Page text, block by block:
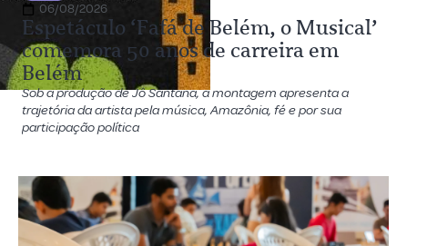
06/08/2026
Espetáculo ‘Fafá de Belém, o Musical’
comemora 50 anos de carreira em
Belém
Sob a produção de Jô Santana, a montagem apresenta a
trajetória da artista pela música, Amazônia, fé e por sua
participação política